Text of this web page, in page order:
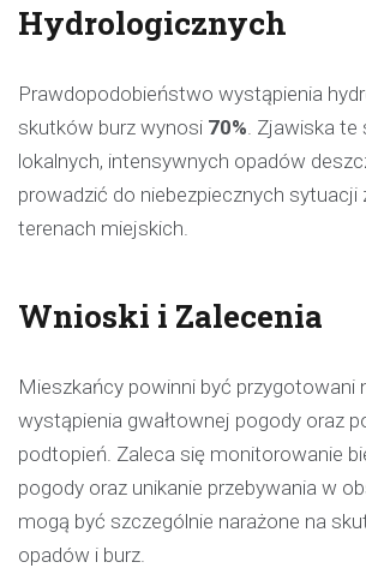
Hydrologicznych
Prawdopodobieństwo wystąpienia
skutków burz wynosi 70% . Zjawiska
lokalnych, intensywnych opadów
prowadzić do niebezpiecznych sytuacji
terenach miejskich.
Wnioski i Zalecenia
Mieszkańcy powinni być przygotowani
wystąpienia gwałtownej pogody oraz
podtopień. Zaleca się monitorowanie
pogody oraz unikanie przebywania w
mogą być szczególnie narażone na
opadów i burz.